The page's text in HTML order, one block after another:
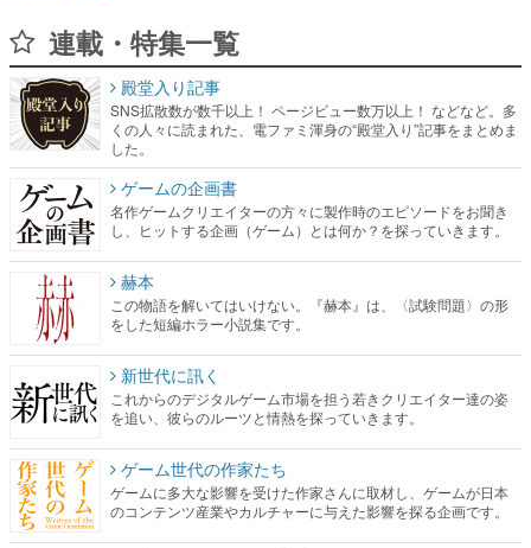
連載・特集一覧
殿堂入り記事
SNS拡散数が数千以上！ ページビュー数万以上！ などなど。多
くの人々に読まれた、電ファミ渾身の“殿堂入り”記事をまとめま
した。
ゲームの企画書
名作ゲームクリエイターの方々に製作時のエピソードをお聞き
し、ヒットする企画（ゲーム）とは何か？を探っていきます。
赫本
この物語を解いてはいけない。『赫本』は、〈試験問題〉の形
をした短編ホラー小説集です。
新世代に訊く
これからのデジタルゲーム市場を担う若きクリエイター達の姿
を追い、彼らのルーツと情熱を探っていきます。
ゲーム世代の作家たち
ゲームに多大な影響を受けた作家さんに取材し、ゲームが日本
のコンテンツ産業やカルチャーに与えた影響を探る企画です。